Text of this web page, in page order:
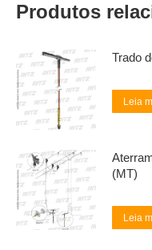
Produtos
Trado
Leia
(MT)
Leia